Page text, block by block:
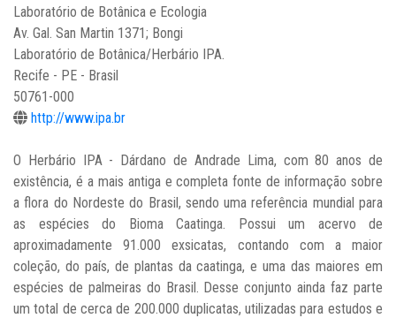
Laboratório de Botânica e Ecologia
Av. Gal. San Martin 1371; Bongi
Laboratório de Botânica/Herbário IPA.
Recife - PE - Brasil
50761-000
http://www.ipa.br
O Herbário IPA - Dárdano de Andrade Lima, com 80 anos de
existência, é a mais antiga e completa fonte de informação sobre
a flora do Nordeste do Brasil, sendo uma referência mundial para
as espécies do Bioma Caatinga. Possui um acervo de
aproximadamente 91.000 exsicatas, contando com a maior
coleção, do país, de plantas da caatinga, e uma das maiores em
espécies de palmeiras do Brasil. Desse conjunto ainda faz parte
um total de cerca de 200.000 duplicatas, utilizadas para estudos e